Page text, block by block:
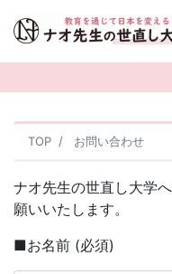
お問い合わ
TOP お問い合わせ
ナオ先生の世直し大学
願いいたします。
■お名前 (必須)